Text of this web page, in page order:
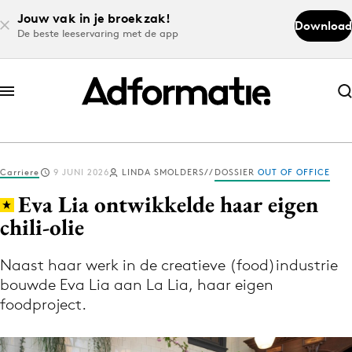
Jouw vak in je broekzak!
De beste leeservaring met de app
Download
Abonneer nu
Abonneer nu
Log in
Volg het laatste nieuws via de Adformatie
Nieuws app
Carriere 9 JUNI 2026 LINDA SMOLDERS DOSSIER OUT OF OFFICE
Eva Lia ontwikkelde haar eigen
chili-olie
Naast haar werk in de creatieve (food)industrie
bouwde Eva Lia aan La Lia, haar eigen
foodproject.